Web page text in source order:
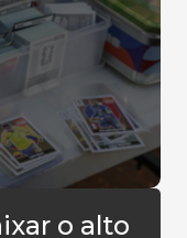
o alto